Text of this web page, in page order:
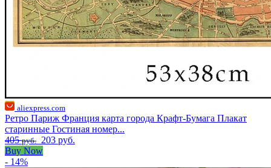
aliexpress.com
Ретро Париж Франция карта города Крафт-Бумага Плакат
старинные Гостиная номер...
405руб. 203 руб.
Buy Now
- 14%